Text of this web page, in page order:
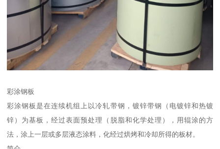
彩涂钢板
彩涂钢板是在连续机组上以冷轧带钢，镀锌带钢（电镀锌和热镀
锌）为基板，经过表面预处理（脱脂和化学处理），用辊涂的方
法，涂上一层或多层液态涂料，化经过烘烤和冷却所得的板材。